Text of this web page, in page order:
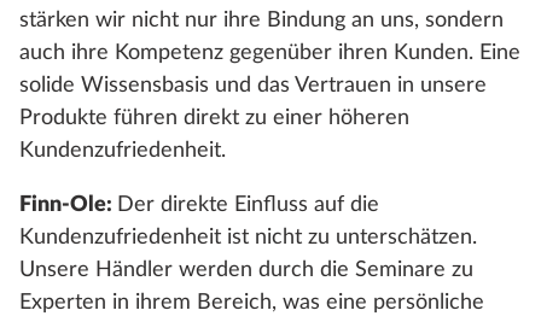
stärken wir nicht nur ihre Bindung an uns, sondern
auch ihre Kompetenz gegenüber ihren Kunden. Eine
solide Wissensbasis und das Vertrauen in unsere
Produkte führen direkt zu einer höheren
Kundenzufriedenheit.
Finn-Ole: Der direkte Einfluss auf die
Kundenzufriedenheit ist nicht zu unterschätzen.
Unsere Händler werden durch die Seminare zu
Experten in ihrem Bereich, was eine persönliche